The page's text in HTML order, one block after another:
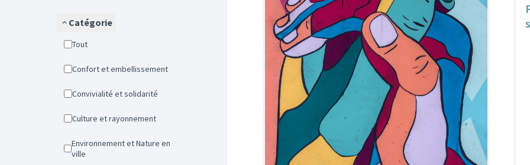
Catégorie
Tout
Confort et embellissement
Convivialité et solidarité
Culture et rayonnement
Environnement et Nature en
ville